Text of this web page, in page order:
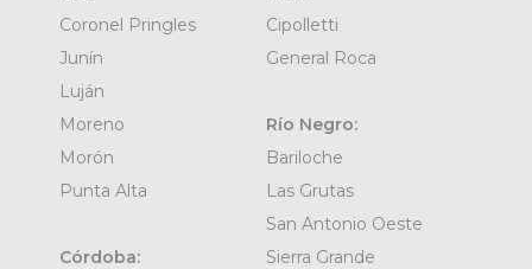
Coronel Pringles
Junín
Luján
Moreno
Morón
Punta Alta
Córdoba:
Cipolletti
General Roca
Río Negro:
Bariloche
Las Grutas
San Antonio Oeste
Sierra Grande